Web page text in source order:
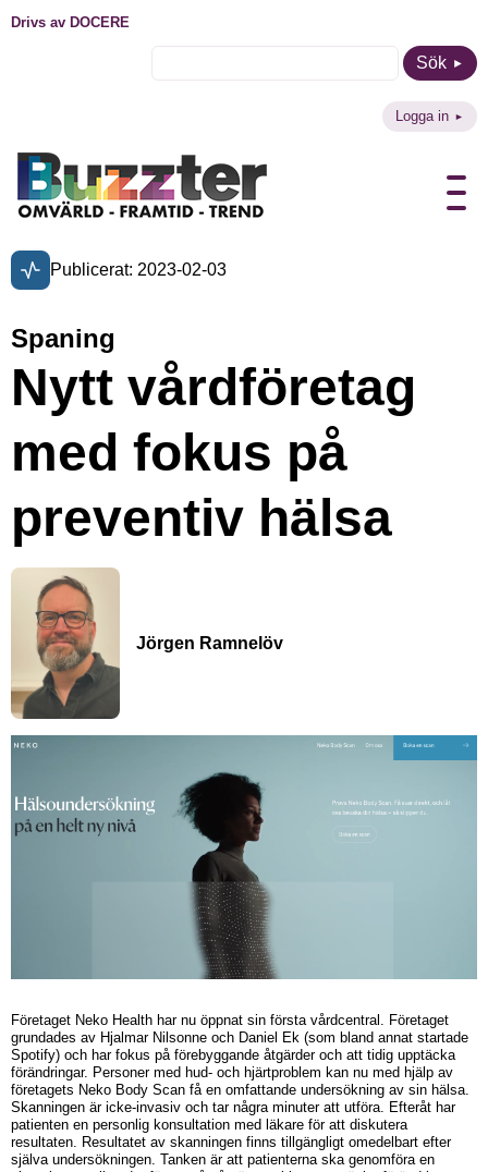
Drivs av DOCERE
Sök
Logga in
Publicerat: 2023-02-03
Spaning
Nytt vårdföretag
med fokus på
preventiv hälsa
Jörgen Ramnelöv
Företaget Neko Health har nu öppnat sin första vårdcentral. Företaget
grundades av Hjalmar Nilsonne och Daniel Ek (som bland annat startade
Spotify) och har fokus på förebyggande åtgärder och att tidig upptäcka
förändringar. Personer med hud- och hjärtproblem kan nu med hjälp av
företagets Neko Body Scan få en omfattande undersökning av sin hälsa.
Skanningen är icke-invasiv och tar några minuter att utföra. Efteråt har
patienten en personlig konsultation med läkare för att diskutera
resultaten. Resultatet av skanningen finns tillgängligt omedelbart efter
själva undersökningen. Tanken är att patienterna ska genomföra en